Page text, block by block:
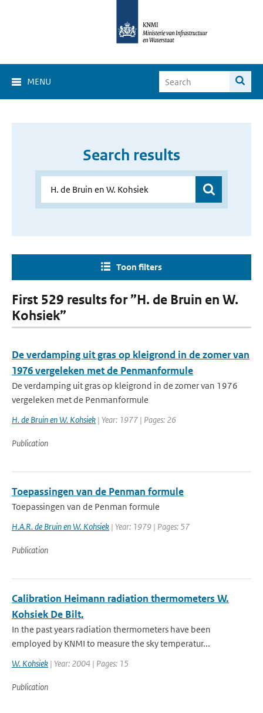
MENU
Search results
Toon filters
First 529 results for ”H. de Bruin en W.
Kohsiek”
De verdamping uit gras op kleigrond in de zomer van
1976 vergeleken met de Penmanformule
De verdamping uit gras op kleigrond in de zomer van 1976
vergeleken met de Penmanformule
H. de Bruin en W. Kohsiek | Year: 1977 | Pages: 26
Publication
Toepassingen van de Penman formule
Toepassingen van de Penman formule
H.A.R. de Bruin en W. Kohsiek | Year: 1979 | Pages: 57
Publication
Calibration Heimann radiation thermometers W.
Kohsiek De Bilt,
In the past years radiation thermometers have been
employed by KNMI to measure the sky temperatur...
W. Kohsiek | Year: 2004 | Pages: 15
Publication